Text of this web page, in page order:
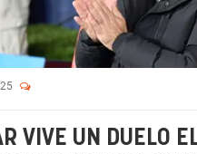
VIVE UN DUELO